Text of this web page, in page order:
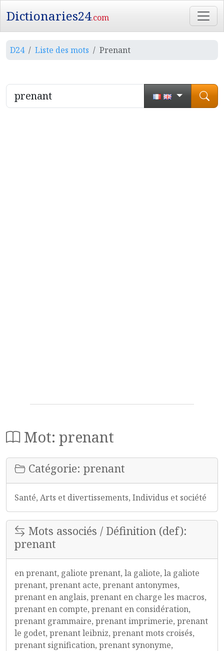
Dictionaries24.com
D24 Liste des mots Prenant
Mot: prenant
Catégorie: prenant
Santé, Arts et divertissements, Individus et société
Mots associés / Définition (def):
prenant
en prenant, galiote prenant, la galiote, la galiote
prenant, prenant acte, prenant antonymes,
prenant en anglais, prenant en charge les macros,
prenant en compte, prenant en considération,
prenant grammaire, prenant imprimerie, prenant
le godet, prenant leibniz, prenant mots croisés,
prenant signification, prenant synonyme,